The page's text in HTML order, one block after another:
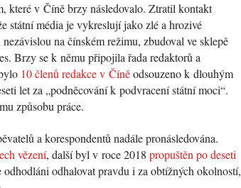
které v Číně brzy následovalo. Ztratil kontakt
státní média je vykreslují jako zlé a hrozivé
na čínském režimu, zbudoval ve sklepě
Brzy se k němu připojila řada redaktorů a
10 členů redakce v Číněodsouzeno k dlouhým
let za „podněcování k podvracení státní moci“.
způsobu práce.
a korespondentů nadále pronásledována.
vězení, další byl v roce 2018 propuštěn po deseti
odhodláni odhalovat pravdu i za obtížných okolností,